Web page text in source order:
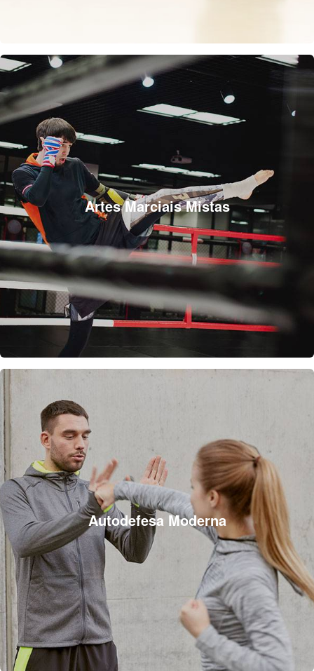
Artes Marciais Mistas
Autodefesa Moderna